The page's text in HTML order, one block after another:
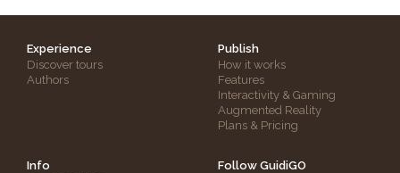
Experience
Discover tours
Authors
Publish
How it works
Features
Interactivity & Gaming
Augmented Reality
Plans & Pricing
Info
Follow GuidiGO